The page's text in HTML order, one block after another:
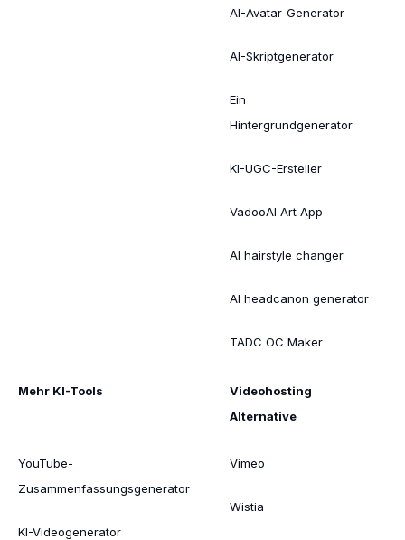
AI-Avatar-Generator
AI-Skriptgenerator
Ein
Hintergrundgenerator
KI-UGC-Ersteller
VadooAI Art App
AI hairstyle changer
AI headcanon generator
TADC OC Maker
Mehr KI-Tools
YouTube-
Zusammenfassungsgenerator
KI-Videogenerator
Videohosting
Alternative
Vimeo
Wistia